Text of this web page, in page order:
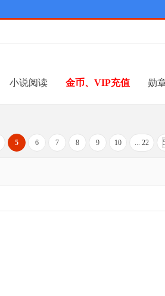
小说阅读 金币、VIP充值 勋
5 6 7 8 9 10 ... 22